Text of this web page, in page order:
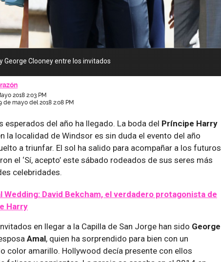
George Clooney entre los invitados
2018 2:03 PM
de mayo del 2018 2:08 PM
esperados del año ha llegado. La boda del Príncipe Harry
la localidad de Windsor es sin duda el evento del año
a triunfar. El sol ha salido para acompañar a los futuros
el ‘Sí, acepto’ este sábado rodeados de sus seres más
celebridades.
Wedding: David Bekcham, el verdadero protagonista de
Harry
en llegar a la Capilla de San Jorge han sido George
Amal, quien ha sorprendido para bien con un
color amarillo. Hollywood decía presente con ellos